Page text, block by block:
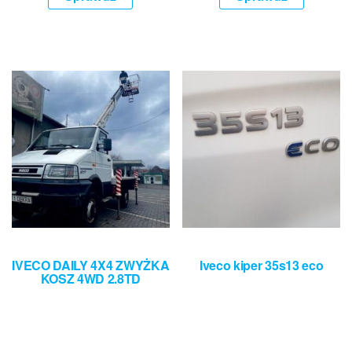
IVECO DAILY 4X4 ZWYŻKA
KOSZ 4WD 2.8TD
Iveco kiper 35s13 eco